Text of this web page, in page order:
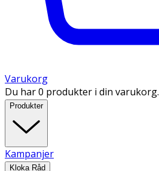
Varukorg
Du har 0 produkter i din varukorg.
Produkter
Kampanjer
Kloka Råd